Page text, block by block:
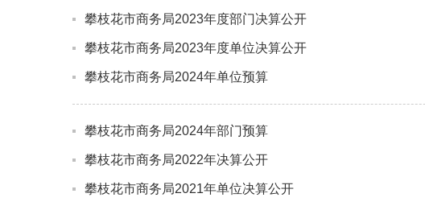
攀枝花市商务局2023年度部门决算公开
攀枝花市商务局2023年度单位决算公开
攀枝花市商务局2024年单位预算
攀枝花市商务局2024年部门预算
攀枝花市商务局2022年决算公开
攀枝花市商务局2021年单位决算公开